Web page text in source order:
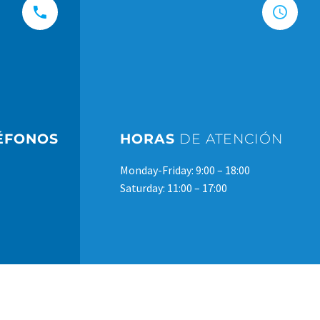

 

HORAS DE ATENCIÓN
Monday-Friday: 9:00 – 18:00
Saturday: 11:00 – 17:00